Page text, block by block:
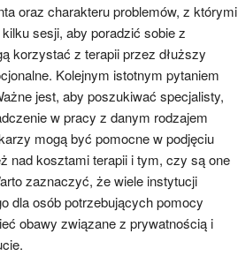
oraz charakteru problemów, z którymi
sesji, aby poradzić sobie z
korzystać z terapii przez dłuższy
Kolejnym istotnym pytaniem
jest, aby poszukiwać specjalisty,
w pracy z danym rodzajem
mogą być pomocne w podjęciu
nad kosztami terapii i tym, czy są one
zaznaczyć, że wiele instytucji
dla osób potrzebujących pomocy
obawy związane z prywatnością i